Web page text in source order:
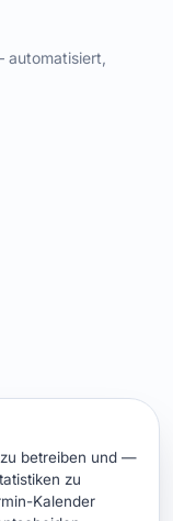
automatisiert,
betreiben und —
zu
Kalender